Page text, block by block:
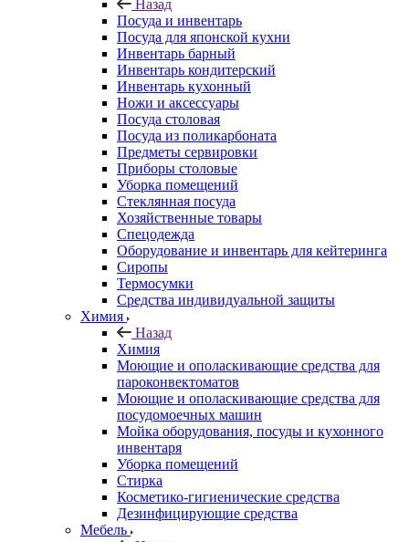
Назад
Посуда и инвентарь
Посуда для японской кухни
Инвентарь барный
Инвентарь кондитерский
Инвентарь кухонный
Ножи и аксессуары
Посуда столовая
Посуда из поликарбоната
Предметы сервировки
Приборы столовые
Уборка помещений
Стеклянная посуда
Хозяйственные товары
Спецодежда
Оборудование и инвентарь для кейтеринга
Сиропы
Термосумки
Средства индивидуальной защиты
Химия
Назад
Химия
Моющие и ополаскивающие средства для
пароконвектоматов
Моющие и ополаскивающие средства для
посудомоечных машин
Мойка оборудования, посуды и кухонного
инвентаря
Уборка помещений
Стирка
Косметико-гигиенические средства
Дезинфицирующие средства
Мебель